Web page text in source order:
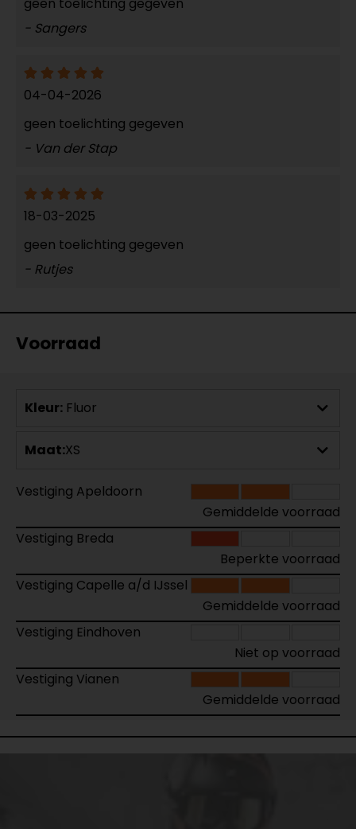
- Sangers
04-04-2026
geen toelichting gegeven
- Van der Stap
18-03-2025
geen toelichting gegeven
- Rutjes
Voorraad
Kleur: Fluor
Maat:XS
Vestiging Apeldoorn
Gemiddelde voorraad
Vestiging Breda
Beperkte voorraad
Vestiging Capelle a/d IJssel
Gemiddelde voorraad
Vestiging Eindhoven
Niet op voorraad
Vestiging Vianen
Gemiddelde voorraad